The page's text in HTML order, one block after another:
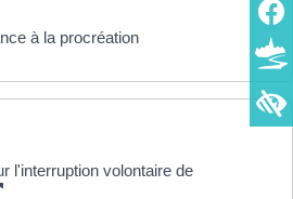
à la procréation
l'interruption volontaire de